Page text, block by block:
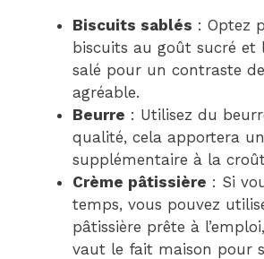
Biscuits sablés : Optez
biscuits au goût sucré et
salé pour un contraste
agréable.
Beurre : Utilisez du
qualité, cela apportera
supplémentaire à la
Crème pâtissière : Si
temps, vous pouvez
pâtissière prête à
vaut le fait maison pour